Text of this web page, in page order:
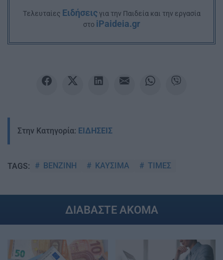
Tελευταίες Ειδήσειςγια την Παιδεία και την εργασία
στο iPaideia.gr
Στην Κατηγορία: ΕΙΔΗΣΕΙΣ
TAGS: ΒΕΝΖΙΝΗ ΚΑΥΣΙΜΑ ΤΙΜΕΣ
ΔΙΑΒΑΣΤΕ ΑΚΟΜΑ